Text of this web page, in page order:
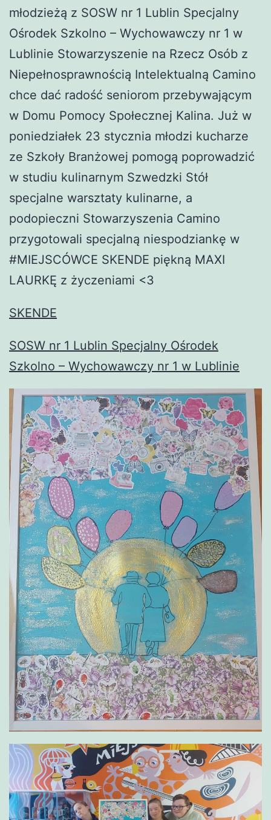
młodzieżą z SOSW nr 1 Lublin Specjalny
Ośrodek Szkolno – Wychowawczy nr 1 w
Lublinie Stowarzyszenie na Rzecz Osób z
Niepełnosprawnością Intelektualną Camino
chce dać radość seniorom przebywającym
w Domu Pomocy Społecznej Kalina. Już w
poniedziałek 23 stycznia młodzi kucharze
ze Szkoły Branżowej pomogą poprowadzić
w studiu kulinarnym Szwedzki Stół
specjalne warsztaty kulinarne, a
podopieczni Stowarzyszenia Camino
przygotowali specjalną niespodziankę w
#MIEJSCÓWCE SKENDE piękną MAXI
LAURKĘ z życzeniami <3
SKENDE
SOSW nr 1 Lublin Specjalny Ośrodek
Szkolno – Wychowawczy nr 1 w Lublinie